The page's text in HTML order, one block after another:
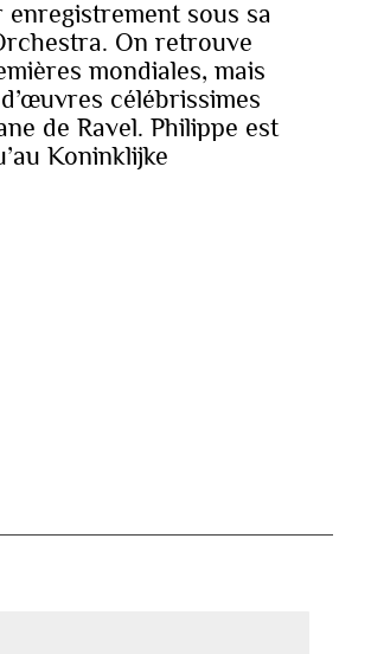
sous sa
On retrouve
mondiales, mais
célébrissimes
de Ravel. Philippe est
Koninklijke